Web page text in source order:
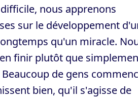
nous apprenons
sur le développement
qu'un miracle.
finir plutôt que
de gens
bien, qu'il s'agisse de